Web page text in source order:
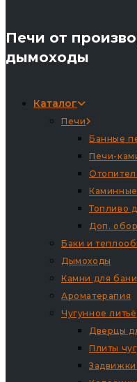
Печи от
дымоходы
Каталог
Печи
Банные
Печи-
Топливо
Доп.
Баки и
Дымоходы
Камни для бани
Ароматерапия
Чугунное литьё
Дверцы
Плиты